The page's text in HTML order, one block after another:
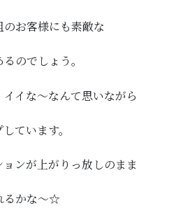
のお客様にも素敵な
のでしょう。
イな～なんて思いながら
ています。
ンが上がりっ放しのまま
るかな～☆